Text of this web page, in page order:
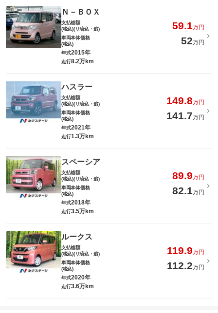
Ｎ－ＢＯＸ
支払総額
(税込)(リ済込・追)
59.1万円
車両本体価格
(税込)
52万円
年式2015年
走行8.2万km
ハスラー
支払総額
(税込)(リ済込・追)
149.8万円
車両本体価格
(税込)
141.7万円
年式2021年
走行1.3万km
スペーシア
支払総額
(税込)(リ済込・追)
89.9万円
車両本体価格
(税込)
82.1万円
年式2018年
走行3.5万km
ルークス
支払総額
(税込)(リ済込・追)
119.9万円
車両本体価格
(税込)
112.2万円
年式2020年
走行3.6万km